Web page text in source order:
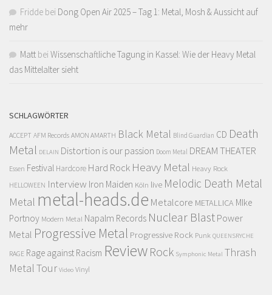
Fridde bei Dong Open Air 2025 – Tag 1: Metal, Mosh & Aussicht auf
mehr
Matt bei Wissenschaftliche Tagung in Kassel: Wie der Heavy Metal
das Mittelalter sieht
SCHLAGWÖRTER
ACCEPT AFM Records AMON AMARTH Black Metal Blind Guardian CD Death
Metal DELAIN Distortion is our passion Doom Metal DREAM THEATER
Essen Festival Hardcore Hard Rock Heavy Metal Heavy Rock
HELLOWEEN Interview Iron Maiden Köln live Melodic Death Metal
Metal metal-heads.de Metalcore METALLICA MIke
Portnoy Modern Metal Napalm Records Nuclear Blast Power
Metal Progressive Metal Progressive Rock Punk QUEENSRYCHE
RAGE Rage against Racism Review Rock Symphonic Metal Thrash
MetalTour Video Vinyl